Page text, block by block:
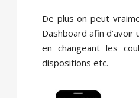
De plus on peut
Dashboard afin
en changeant les
dispositions etc.